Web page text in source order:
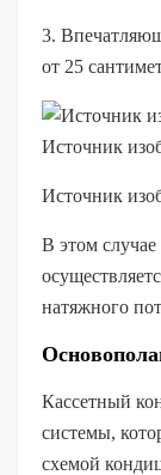
3.
от 25
Источник
Источник
В этом случае
натяжного
Кассетный
системы,
схемой